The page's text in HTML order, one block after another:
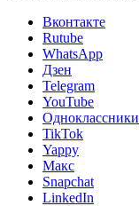
Вконтакте
Rutube
WhatsApp
Дзен
Telegram
YouTube
Одноклассники
TikTok
Yappy
Макс
Snapchat
LinkedIn